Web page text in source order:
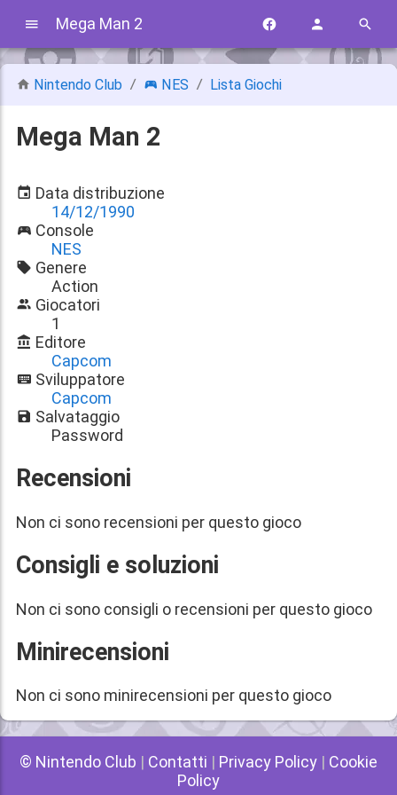
Mega Man 2
Nintendo Club NES Lista Giochi
Mega Man 2
Data distribuzione
14/12/1990
Console
NES
Genere
Action
Giocatori
1
Editore
Capcom
Sviluppatore
Capcom
Salvataggio
Password
Recensioni
Non ci sono recensioni per questo gioco
Consigli e soluzioni
Non ci sono consigli o recensioni per questo gioco
Minirecensioni
Non ci sono minirecensioni per questo gioco
© Nintendo Club | Contatti | Privacy Policy | Cookie
Policy